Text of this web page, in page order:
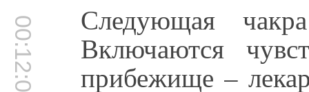
00:12:05 Следующая
Включаются
прибежище –